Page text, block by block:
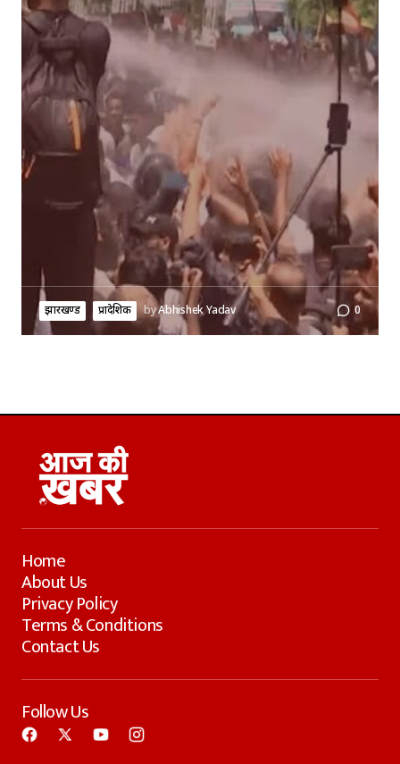
झारखण्ड प्रादेशिक byAbhishek Yadav 0
Home
About Us
Privacy Policy
Terms & Conditions
Contact Us
Follow Us